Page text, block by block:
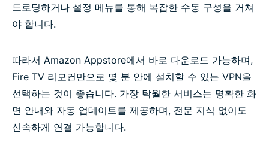
드로딩하거나 설정 메뉴를 통해 복잡한 수동 구성을 거쳐
야 합니다.
따라서 Amazon Appstore에서 바로 다운로드 가능하며,
Fire TV 리모컨만으로 몇 분 안에 설치할 수 있는 VPN을
선택하는 것이 좋습니다. 가장 탁월한 서비스는 명확한 화
면 안내와 자동 업데이트를 제공하며, 전문 지식 없이도
신속하게 연결 가능합니다.